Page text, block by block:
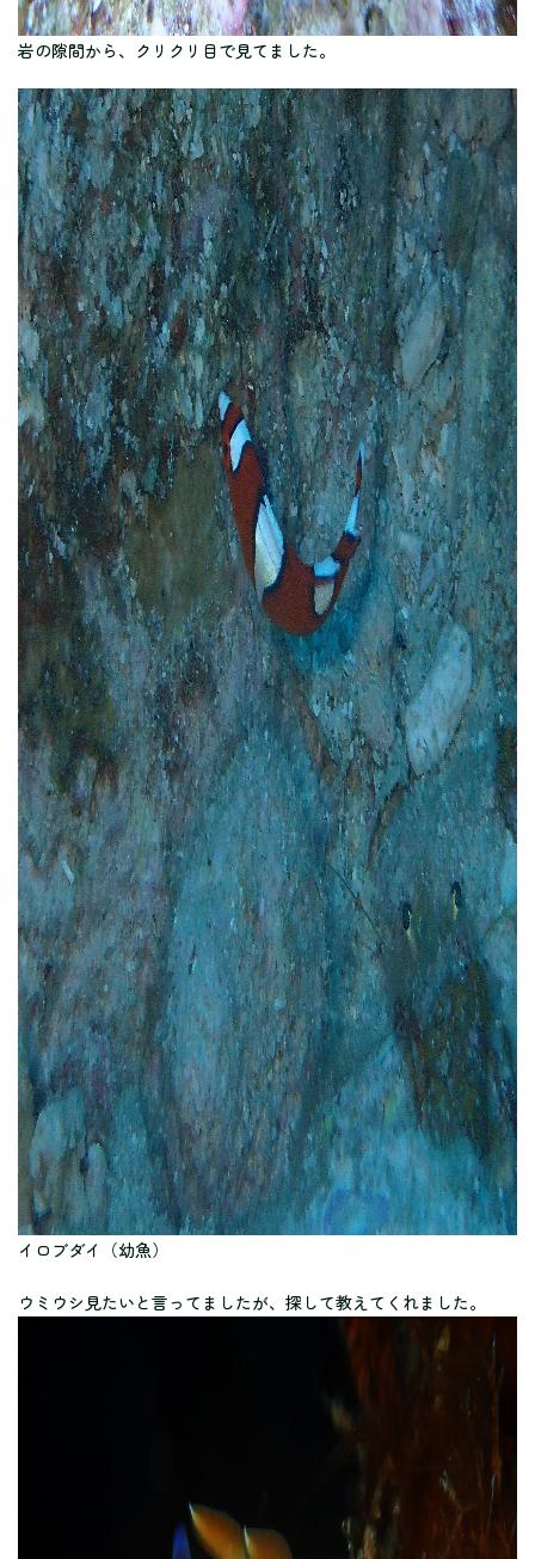
岩の隙間から、クリクリ目で見てました。
イロブダイ（幼魚）
ウミウシ見たいと言ってましたが、探して教えてくれました。